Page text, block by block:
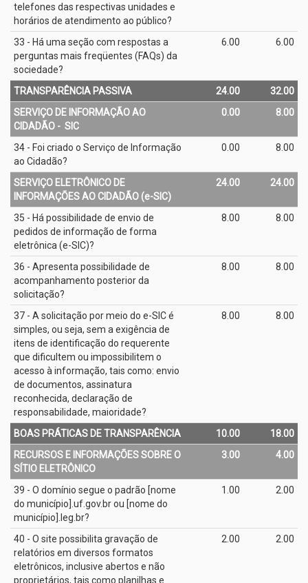
telefones das respectivas unidades e
horários de atendimento ao público?
33 - Há uma seção com respostas a
perguntas mais freqüentes (FAQs) da
sociedade?
6.00 6.00
TRANSPARÊNCIA PASSIVA 24.00
32.00
SERVIÇO DE INFORMAÇÃO AO
CIDADÃO - ­ SIC
0.00 8.00
34 - Foi criado o Serviço de Informação
ao Cidadão?
0.00 8.00
SERVIÇO ELETRÔNICO DE
INFORMAÇÕES AO CIDADÃO (e­-SIC)
24.00 24.00
35 - Há possibilidade de envio de
pedidos de informação de forma
eletrônica (e­-SIC)?
8.00 8.00
36 - Apresenta possibilidade de
acompanhamento posterior da
solicitação?
8.00 8.00
37 - A solicitação por meio do e­-SIC é
simples, ou seja, sem a exigência de
itens de identificação do requerente
que dificultem ou impossibilitem o
acesso à informação, tais como: envio
de documentos, assinatura
reconhecida, declaração de
responsabilidade, maioridade?
8.00 8.00
BOAS PRÁTICAS DE TRANSPARÊNCIA 10.00
18.00
RECURSOS E INFORMAÇÕES SOBRE O
SÍTIO ELETRÔNICO
3.00 4.00
39 - O domínio segue o padrão [nome
do município].uf.gov.br ou [nome do
município].leg.br?
1.00 2.00
40 - O site possibilita gravação de
relatórios em diversos formatos
eletrônicos, inclusive abertos e não
proprietários, tais como planilhas e
2.00 2.00